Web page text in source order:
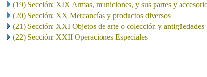
(19) Sección: XIX Armas, municiones, y sus partes y
(20) Sección: XX Mercancías y productos diversos
(21) Sección: XXI Objetos de arte o colección y antigüedades
(22) Sección: XXII Operaciones Especiales